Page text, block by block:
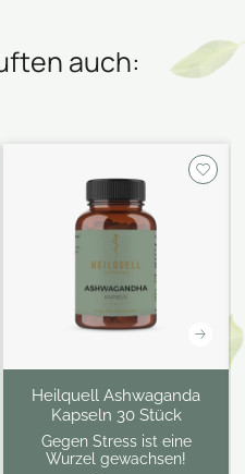
auch:
Heilquell Ashwaganda
Kapseln 30 Stück
Gegen Stress ist eine
Wurzel gewachsen!